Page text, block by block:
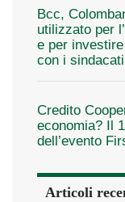
Bcc,
utilizzato per
e per
con i sindacati
Credito
economia? Il
dell’evento
Articoli